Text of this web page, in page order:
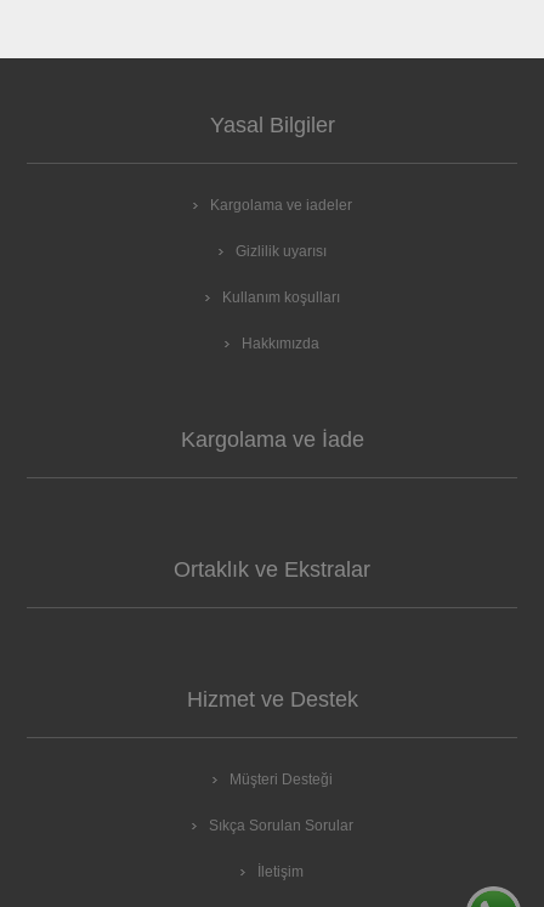
Yasal Bilgiler
Kargolama ve iadeler
Gizlilik uyarısı
Kullanım koşulları
Hakkımızda
Kargolama ve İade
Ortaklık ve Ekstralar
Hizmet ve Destek
Müşteri Desteği
Sıkça Sorulan Sorular
İletişim